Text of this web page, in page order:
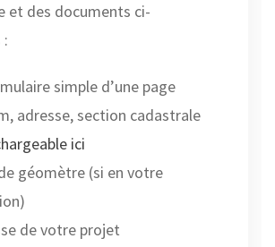
et des documents ci-
:
simple d’une page
adresse, section cadastrale
ici
géomètre (si en votre
de votre projet